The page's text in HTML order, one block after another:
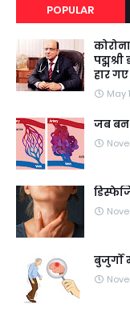
POPULAR
हार गए
May
जब बन
बुजुर्गों